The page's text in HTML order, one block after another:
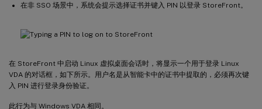
在非 SSO 场景中，系统会提示选择证书并键入 PIN 以登录 StoreFront。
在 StoreFront 中启动 Linux 虚拟桌面会话时，将显示一个用于登录 Linux
VDA 的对话框，如下所示。用户名是从智能卡中的证书中提取的，必须再次键
入 PIN 进行登录身份验证。
此行为与 Windows VDA 相同。